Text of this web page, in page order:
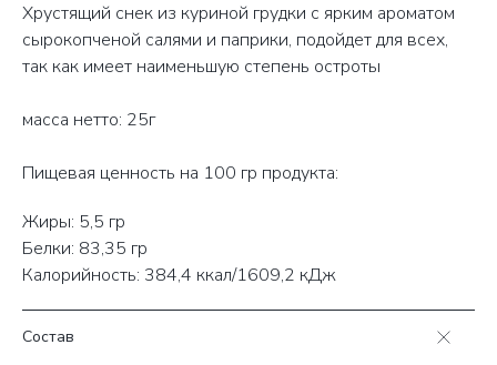
Хрустящий снек из куриной грудки с ярким ароматом
сырокопченой салями и паприки, подойдет для всех,
так как имеет наименьшую степень остроты
масса нетто: 25г
Пищевая ценность на 100 гр продукта:
Жиры: 5,5 гр
Белки: 83,35 гр
Калорийность: 384,4 ккал/1609,2 кДж
Состав